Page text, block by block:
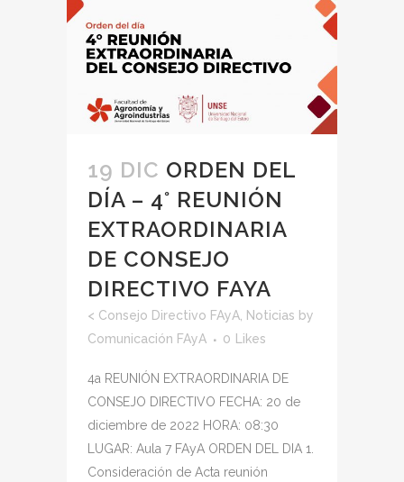
19 DIC ORDEN DEL
DÍA – 4° REUNIÓN
EXTRAORDINARIA
DE CONSEJO
DIRECTIVO FAYA
< Consejo Directivo FAyA, Noticias by
Comunicación FAyA
0 Likes
4a REUNIÓN EXTRAORDINARIA DE
CONSEJO DIRECTIVO FECHA: 20 de
diciembre de 2022 HORA: 08:30
LUGAR: Aula 7 FAyA ORDEN DEL DIA 1.
Consideración de Acta reunión